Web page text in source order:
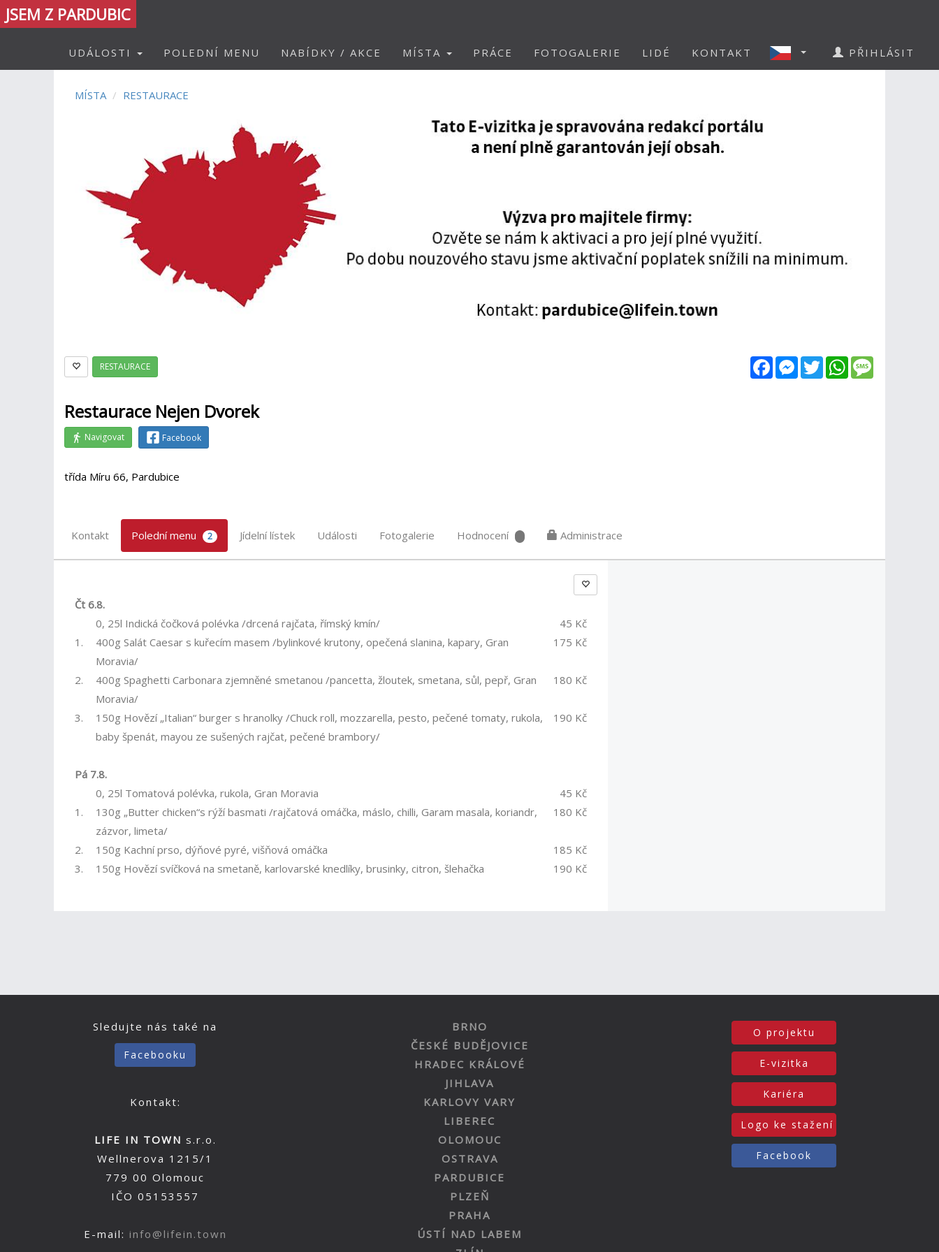
JSEM Z PARDUBIC
UDÁLOSTI POLEDNÍ MENU NABÍDKY / AKCE MÍSTA PRÁCE FOTOGALERIE LIDÉ KONTAKT PŘIHLÁSIT
MÍSTA RESTAURACE
FacebookMessenger
TwitterWhatsApp
RESTAURACE
Restaurace Nejen Dvorek
Navigovat Facebook
třída Míru 66, Pardubice
Kontakt Polední menu 2 Jídelní lístek Události Fotogalerie Hodnocení Administrace
Čt 6.8.
0, 25l Indická čočková polévka /drcená rajčata, římský kmín/
45 Kč
1.
400g Salát Caesar s kuřecím masem /bylinkové krutony, opečená slanina, kapary, Gran
Moravia/
175 Kč
2.
400g Spaghetti Carbonara zjemněné smetanou /pancetta, žloutek, smetana, sůl, pepř, Gran
Moravia/
180 Kč
3.
150g Hovězí „Italian“ burger s hranolky /Chuck roll, mozzarella, pesto, pečené tomaty, rukola,
baby špenát, mayou ze sušených rajčat, pečené brambory/
190 Kč
Pá 7.8.
0, 25l Tomatová polévka, rukola, Gran Moravia
45 Kč
1.
130g „Butter chicken“s rýží basmati /rajčatová omáčka, máslo, chilli, Garam masala, koriandr,
zázvor, limeta/
180 Kč
2. 150g Kachní prso, dýňové pyré, višňová omáčka
185 Kč
3.
150g Hovězí svíčková na smetaně, karlovarské knedlíky, brusinky, citron, šlehačka 190 Kč
Sledujte nás také na
Facebooku
Kontakt:
LIFE IN TOWN s.r.o.
Wellnerova 1215/1
779 00 Olomouc
IČO 05153557
E-mail: info@lifein.town
BRNO
ČESKÉ BUDĚJOVICE
HRADEC KRÁLOVÉ
JIHLAVA
KARLOVY VARY
LIBEREC
OLOMOUC
OSTRAVA
PARDUBICE
PLZEŇ
PRAHA
ÚSTÍ NAD LABEM
O projektu
E-vizitka
Kariéra
Logo ke stažení
Facebook